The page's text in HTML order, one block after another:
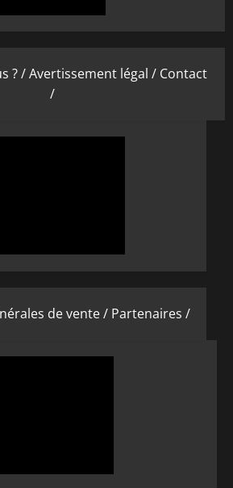
? /Avertissement légal / Contact
/
de vente / Partenaires /